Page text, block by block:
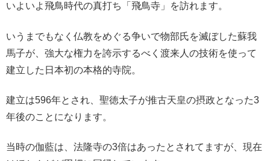
いよいよ飛鳥時代の真打ち「飛鳥寺」を訪れます。
いうまでもなく仏教をめぐる争いで物部氏を滅ぼした蘇我
馬子が、強大な権力を誇示するべく渡来人の技術を使って
建立した日本初の本格的寺院。
建立は596年とされ、聖徳太子が推古天皇の摂政となった3
年後のことになります。
当時の伽藍は、法隆寺の3倍はあったとされてますが、現在